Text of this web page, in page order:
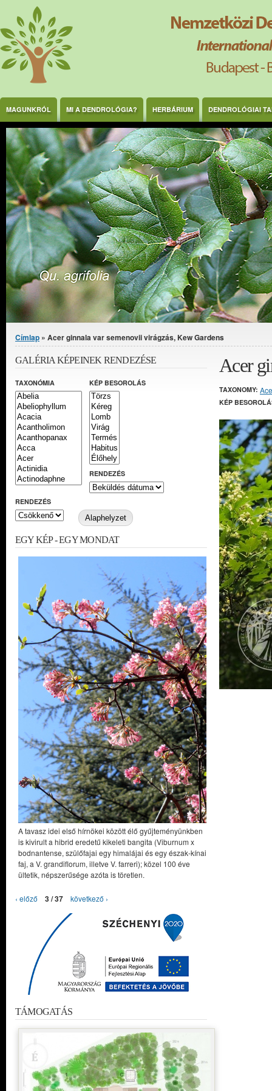
Ugrás a tartalomra
MAGUNKRÓL MI A DENDROLÓGIA? HERBÁRIUM DENDROLÓGIAI
Jelenlegi hely
Címlap » Acer ginnala var semenovii virágzás, Kew Gardens
Acer
TAXONOMY:
KÉP
GALÉRIA KÉPEINEK RENDEZÉSE
TAXONÓMIA KÉP BESOROLÁS
RENDEZÉS
RENDEZÉS
EGY KÉP - EGY MONDAT
A tavasz idei első hírnökei között élő gyűjteményünkben
is kivirult a hibrid eredetű kikeleti bangita (Viburnum x
bodnantense, szülőfajai egy himalájai és egy észak-kínai
faj, a V. grandiflorum, illetve V. farreri); közel 100 éve
ültetik, népszerűsége azóta is töretlen.
‹ előző 3 / 37 következő ›
TÁMOGATÁS